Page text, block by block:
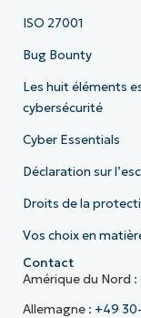
ISO 27001
Bug Bounty
Les huit éléments
cybersécurité
Cyber Essentials
Déclaration sur
Droits de la
Vos choix en
Contact
Amérique du Nord :
Allemagne : +49